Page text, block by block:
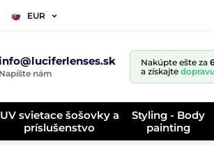
EUR
Napíšte nám
Nakúpte ešte za
a získajte
UV svietace šošovky a
príslušenstvo
Styling - Body
painting